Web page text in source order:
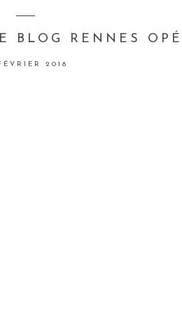
BLOG RENNES
2018